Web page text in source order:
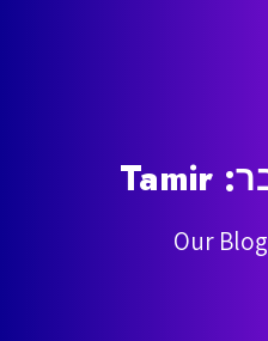
Tamir
Our Blog